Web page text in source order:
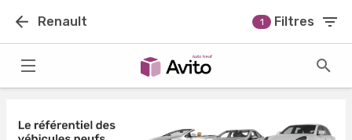
Renault 1 Filtres